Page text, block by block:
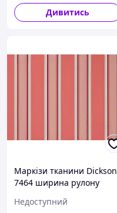
Дивитись
Маркізи тканини Dickson
7464 ширина рулону
персиковий/білий
Недоступний